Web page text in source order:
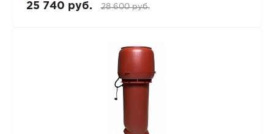
25 740 руб. 28 600 руб.